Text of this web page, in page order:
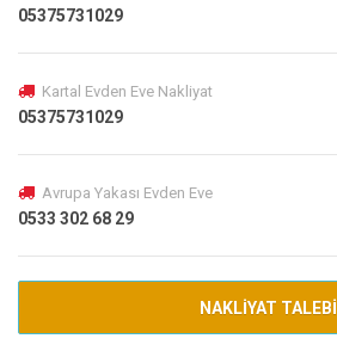
05375731029
Kartal Evden Eve Nakliyat
05375731029
Avrupa Yakası Evden Eve
0533 302 68 29
NAKLİYAT TALEBİ